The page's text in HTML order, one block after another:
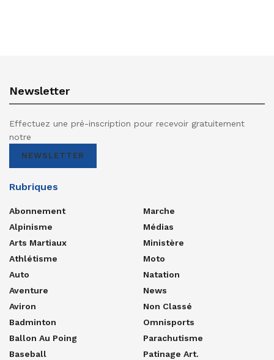
Newsletter
Effectuez une pré-inscription pour recevoir gratuitement
notre
NEWSLETTER
Rubriques
Abonnement
Alpinisme
Arts Martiaux
Athlétisme
Auto
Aventure
Aviron
Badminton
Ballon Au Poing
Baseball
Marche
Médias
Ministère
Moto
Natation
News
Non Classé
Omnisports
Parachutisme
Patinage Art.